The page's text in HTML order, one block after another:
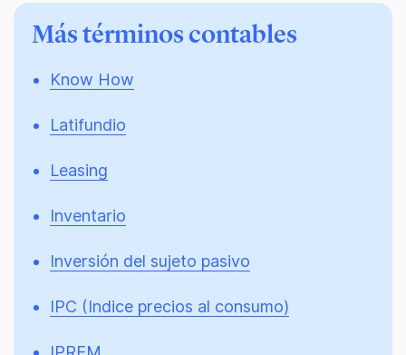
Más términos contables
Know How
Latifundio
Leasing
Inventario
Inversión del sujeto pasivo
IPC (Indice precios al consumo)